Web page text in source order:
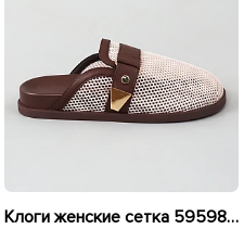
Клоги женские сетка 595985 Коричневый беж